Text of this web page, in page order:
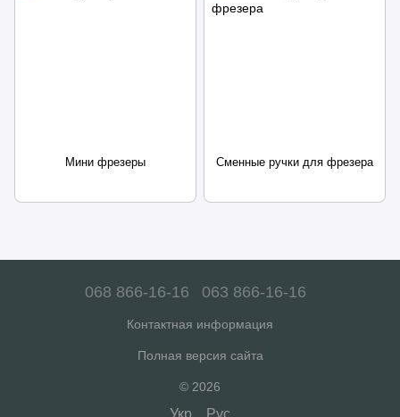
Мини фрезеры Сменные ручки для фрезера
068 866-16-16 063 866-16-16
Контактная информация
Полная версия сайта
© 2026